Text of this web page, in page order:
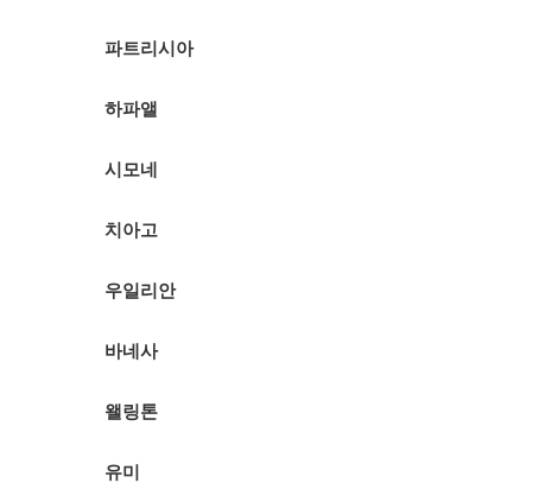
파트리시아
하파앨
시모네
치아고
우일리안
바네사
왤링톤
유미